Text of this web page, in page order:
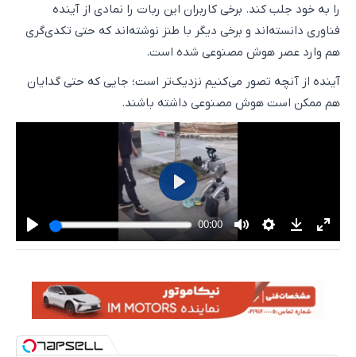
را به خود جلب کند. برخی کاربران این ربات را نمادی از آینده
فناوری دانسته‌اند و برخی دیگر با طنز نوشته‌اند که حتی تکدی‌گری
هم وارد عصر هوش مصنوعی شده است.
آینده از آنچه تصور می‌کنیم نزدیک‌تر است؛ جایی که حتی گدایان
هم ممکن است هوش مصنوعی داشته باشند.